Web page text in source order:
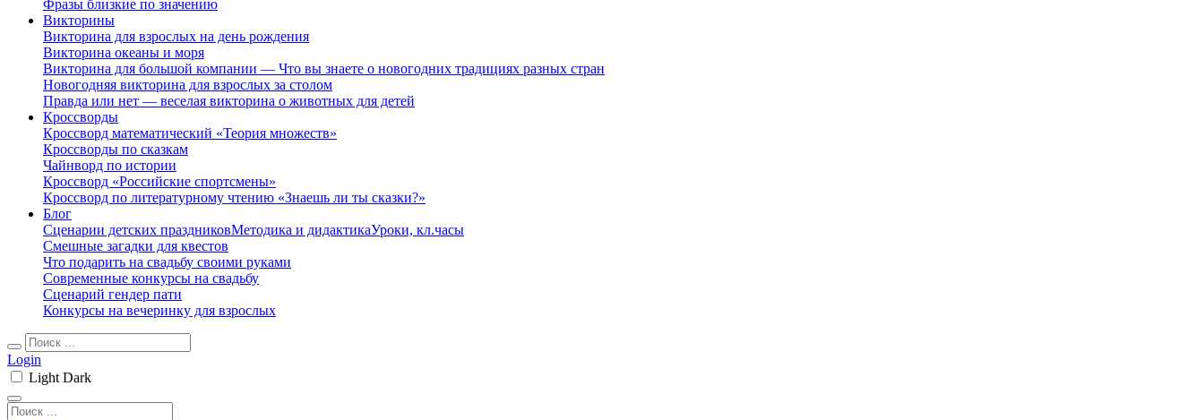
Фразы близкие по значению
Викторины
Викторина для взрослых на день рождения
Викторина океаны и моря
Викторина для большой компании — Что вы знаете о новогодних традициях разных стран
Новогодняя викторина для взрослых за столом
Правда или нет — веселая викторина о животных для детей
Кроссворды
Кроссворд математический «Теория множеств»
Кроссворды по сказкам
Чайнворд по истории
Кроссворд «Российские спортсмены»
Кроссворд по литературному чтению «Знаешь ли ты сказки?»
Блог
Сценарии детских праздниковМетодика и дидактикаУроки, кл.часы
Смешные загадки для квестов
Что подарить на свадьбу своими руками
Современные конкурсы на свадьбу
Сценарий гендер пати
Конкурсы на вечеринку для взрослых
Login
Light Dark